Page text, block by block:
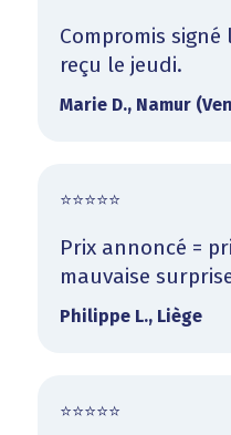
Compromis
reçu le jeudi.
Marie D., Namur
⭐⭐⭐⭐⭐
Prix annoncé =
mauvaise
Philippe L., Liège
⭐⭐⭐⭐⭐